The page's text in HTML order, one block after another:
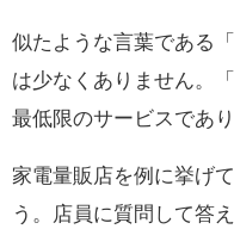
似たような言葉である
は少なくありません。
最低限のサービスであ
家電量販店を例に挙げ
う。店員に質問して答